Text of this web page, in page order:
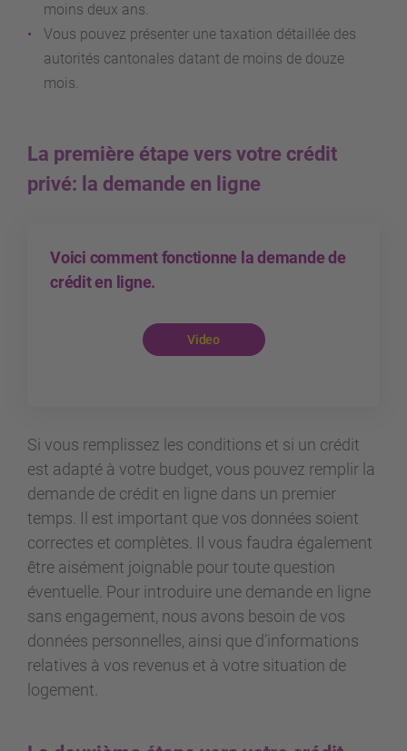
moins deux ans.
Vous pouvez présenter une taxation détaillée des
autorités cantonales datant de moins de douze
mois.
La première étape vers votre crédit
privé: la demande en ligne
Voici comment fonctionne la demande de
crédit en ligne.
Video
Si vous remplissez les conditions et si un crédit
est adapté à votre budget, vous pouvez remplir la
demande de crédit en ligne dans un premier
temps. Il est important que vos données soient
correctes et complètes. Il vous faudra également
être aisément joignable pour toute question
éventuelle. Pour introduire une demande en ligne
sans engagement, nous avons besoin de vos
données personnelles, ainsi que d’informations
relatives à vos revenus et à votre situation de
logement.